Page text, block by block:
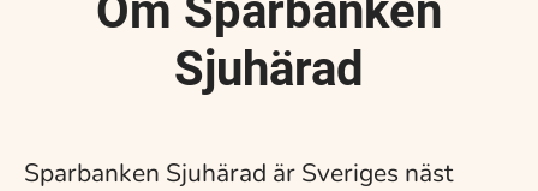
Om Sparbanken
Sjuhärad
Sparbanken Sjuhärad är Sveriges näst